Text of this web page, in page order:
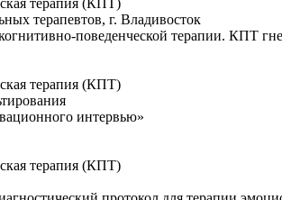
терапия (КПТ)
терапевтов, г. Владивосток
поведенческой терапии. КПТ
терапия (КПТ)
интервью»
терапия (КПТ)